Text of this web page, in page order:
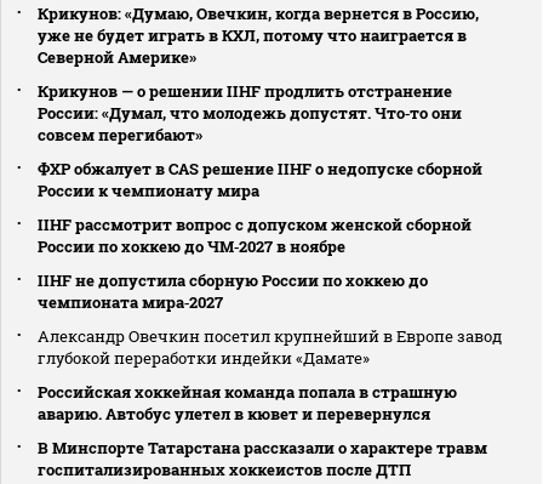
Крикунов: «Думаю, Овечкин, когда вернется в Россию,
уже не будет играть в КХЛ, потому что наиграется в
Северной Америке»
Крикунов — о решении IIHF продлить отстранение
России: «Думал, что молодежь допустят. Что‑то они
совсем перегибают»
ФХР обжалует в CAS решение IIHF о недопуске сборной
России к чемпионату мира
IIHF рассмотрит вопрос с допуском женской сборной
России по хоккею до ЧМ‑2027 в ноябре
IIHF не допустила сборную России по хоккею до
чемпионата мира‑2027
Александр Овечкин посетил крупнейший в Европе завод
глубокой переработки индейки «Дамате»
Российская хоккейная команда попала в страшную
аварию. Автобус улетел в кювет и перевернулся
В Минспорте Татарстана рассказали о характере травм
госпитализированных хоккеистов после ДТП